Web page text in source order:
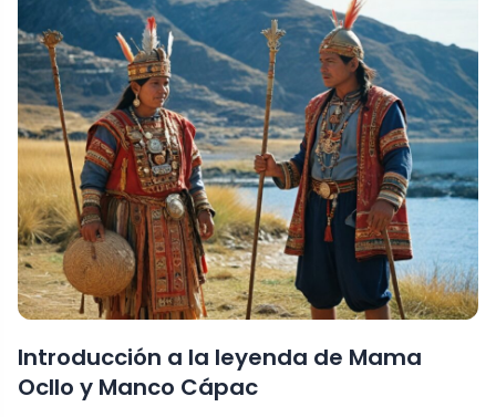
Introducción a la leyenda de Mama
Ocllo y Manco Cápac